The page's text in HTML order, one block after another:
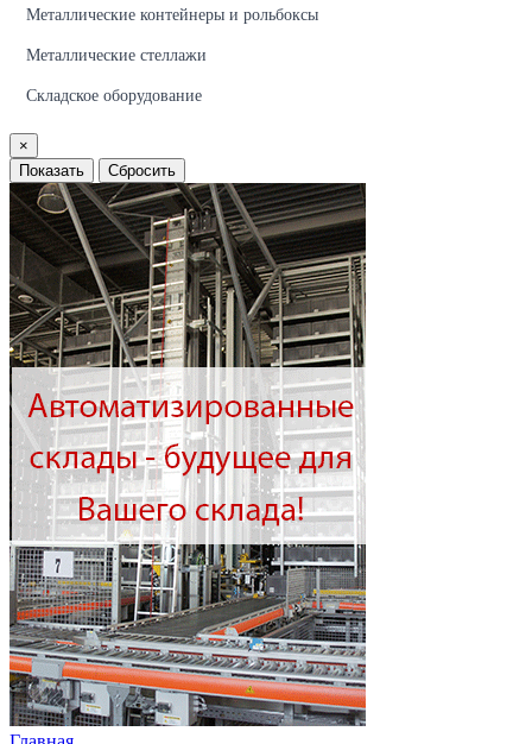
Металлические контейнеры и рольбоксы
Металлические стеллажи
Складское оборудование
×
Показать
Сбросить